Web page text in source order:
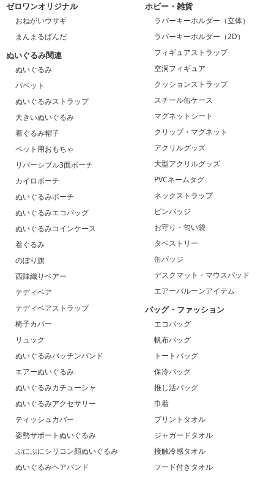
ゼロワンオリジナル
おねがいウサギ
まんまるぱんだ
ぬいぐるみ関連
ぬいぐるみ
パペット
ぬいぐるみストラップ
大きいぬいぐるみ
着ぐるみ帽子
ペット用おもちゃ
リバーシブル3面ポーチ
カイロポーチ
ぬいぐるみポーチ
ぬいぐるみエコバッグ
ぬいぐるみコインケース
着ぐるみ
のぼり旗
西陣織りベアー
テディベア
テディベアストラップ
椅子カバー
リュック
ぬいぐるみパッチンバンド
エアーぬいぐるみ
ぬいぐるみカチューシャ
ぬいぐるみアクセサリー
ティッシュカバー
姿勢サポートぬいぐるみ
ぷにぷにシリコン顔ぬいぐるみ
ぬいぐるみヘアバンド
ホビー・雑貨
ラバーキーホルダー（立体）
ラバーキーホルダー（2D）
フィギュアストラップ
空洞フィギュア
クッションストラップ
スチール缶ケース
マグネットシート
クリップ・マグネット
アクリルグッズ
大型アクリルグッズ
PVCネームタグ
ネックストラップ
ピンバッジ
お守り・匂い袋
タペストリー
缶バッジ
デスクマット・マウスパッド
エアーバルーンアイテム
バッグ・ファッション
エコバッグ
帆布バッグ
トートバッグ
保冷バッグ
推し活バッグ
巾着
プリントタオル
ジャガードタオル
接触冷感タオル
フード付きタオル